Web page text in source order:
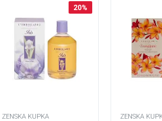
20%
ZENSKA KUPKA ZENSKA